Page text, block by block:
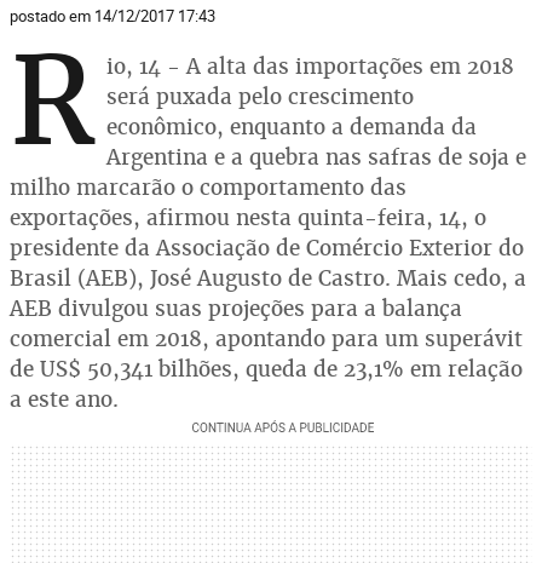
postado em 14/12/2017 17:43
R io, 14 - A alta das importações em 2018
será puxada pelo crescimento
econômico, enquanto a demanda da
Argentina e a quebra nas safras de soja e
milho marcarão o comportamento das
exportações, afirmou nesta quinta-feira, 14, o
presidente da Associação de Comércio Exterior do
Brasil (AEB), José Augusto de Castro. Mais cedo, a
AEB divulgou suas projeções para a balança
comercial em 2018, apontando para um superávit
de US$ 50,341 bilhões, queda de 23,1% em relação
a este ano.